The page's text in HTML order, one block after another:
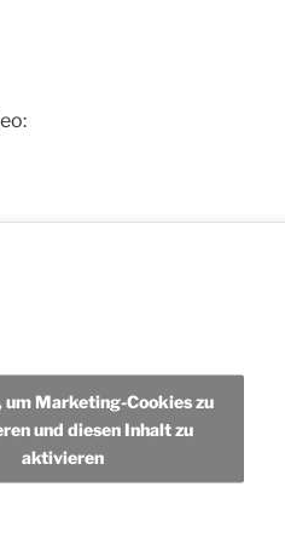
um Marketing-Cookies zu
und diesen Inhalt zu
aktivieren